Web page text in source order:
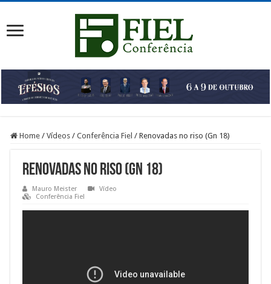
Home / Vídeos / Conferência Fiel / Renovadas no riso (Gn 18)
Renovadas no riso (Gn 18)
Mauro Meister
Vídeo
Conferência Fiel